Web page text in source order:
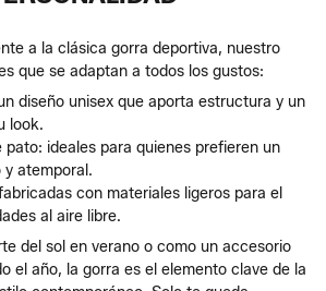
a la clásica gorra deportiva, nuestro
que se adaptan a todos los gustos:
diseño unisex que aporta estructura y un
look.
pato: ideales para quienes prefieren un
atemporal.
con materiales ligeros para el
al aire libre.
del sol en verano o como un accesorio
el año, la gorra es el elemento clave de la